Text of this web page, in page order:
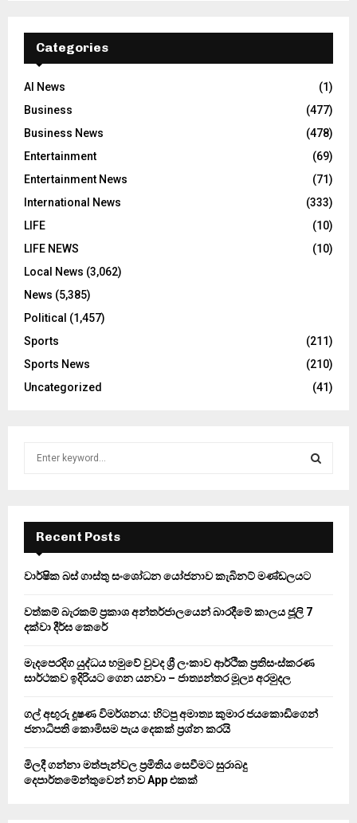
Categories
AI News
(1)
Business
(477)
Business News
(478)
Entertainment
(69)
Entertainment News
(71)
International News
(333)
LIFE
(10)
LIFE NEWS
(10)
Local News (3,062)
News (5,385)
Political (1,457)
Sports
(211)
Sports News
(210)
Uncategorized
(41)
f
r
E
A
Recent Posts
වාර්ෂික බස් ගාස්තු සංශෝධන යෝජනාව කැබිනට් මණ්ඩලයට
වත්කම් බැරකම් ප්‍රකාශ අන්තර්ජාලයෙන් බාරදීමේ කාලය ජූලි 7
දක්වා දීර්ඝ කෙරේ
මැදපෙරදිග යුද්ධය හමුවේ වුවද ශ්‍රී ලංකාව ආර්ථික ප්‍රතිසංස්කරණ
සාර්ථකව ඉදිරියට ගෙන යනවා – ජාත්‍යන්තර මූල්‍ය අරමුදල
ගල් අඟුරු දූෂණ විමර්ශනය: හිටපු අමාත්‍ය කුමාර ජයකොඩිගෙන්
ජනාධිපති කොමිසම පැය දෙකක් ප්‍රශ්න කරයි
මිලදී ගන්නා මත්පැන්වල ප්‍රමිතිය සෙවීමට සුරාබදු
දෙපාර්තමේන්තුවෙන් නව App එකක්